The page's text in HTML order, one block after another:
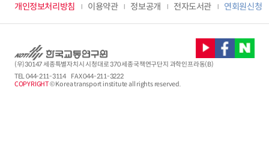
개인정보처리방침 이용약관 정보공개 전자도서관 연회원신청
(우)30147 세종특별자치시 시청대로 370 세종국책연구단지 과학인프라동(B)
TEL044-211-3114
FAX 044-211-3222
COPYRIGHT© Korea transport institute all rights reserved.